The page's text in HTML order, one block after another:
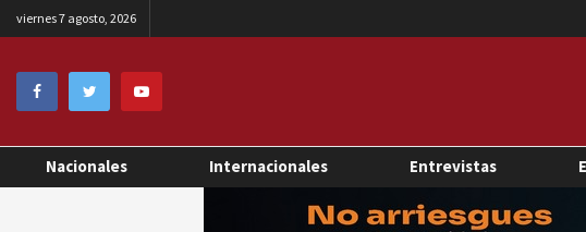
viernes 7 agosto, 2026
Nacionales Internacionales Entrevistas